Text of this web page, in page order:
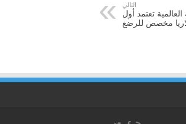
التالي
تعتمد أول
مخصص للرضع